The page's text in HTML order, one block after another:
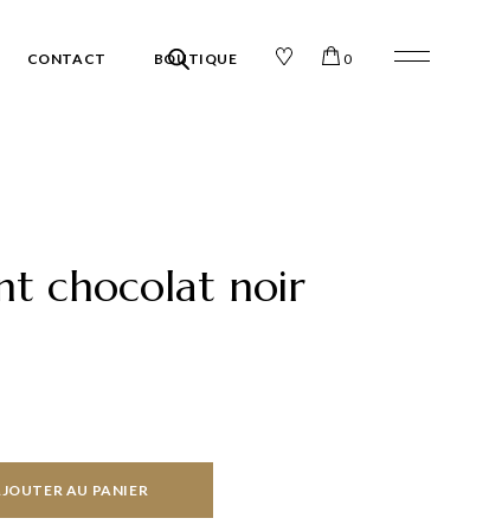
CONTACT BOUTIQUE 0
chocolat noir
- 210g quantity
AU PANIER